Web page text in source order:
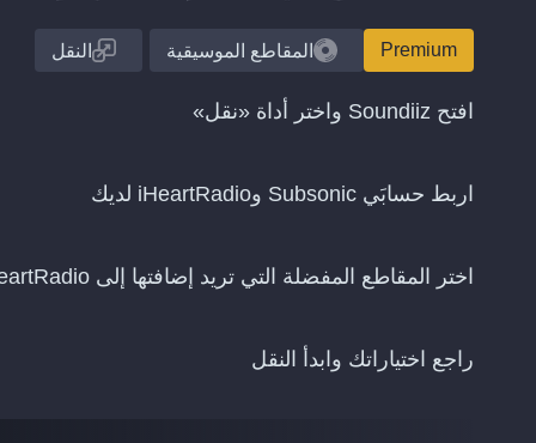
Premium المقاطع الموسيقية النقل
افتح Soundiiz واختر أداة «نقل»
اربط حسابَي Subsonic وiHeartRadio لديك
اختر المقاطع المفضلة التي تريد إضافتها إلى iHeartRadio
راجع اختياراتك وابدأ النقل